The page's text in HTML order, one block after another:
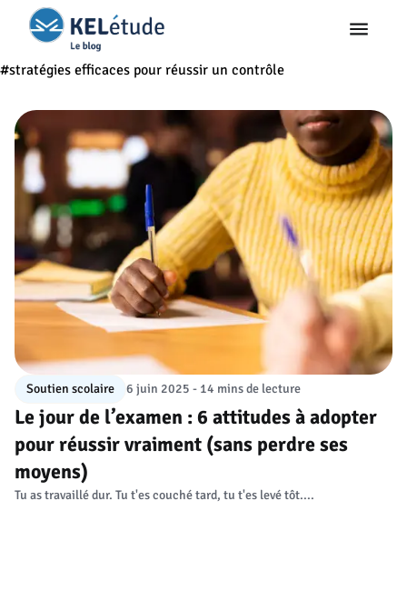
#stratégies efficaces pour réussir un contrôle
Soutien scolaire 6 juin 2025 - 14 mins de lecture
Le jour de l’examen : 6 attitudes à adopter
pour réussir vraiment (sans perdre ses
moyens)
Tu as travaillé dur. Tu t'es couché tard, tu t'es levé tôt....